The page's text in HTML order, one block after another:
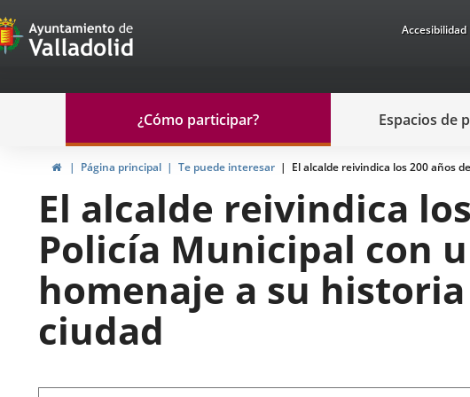
Portal
de
Participación
Accesibilidad
navegación
Participación
¿Cómo participar? Espacios de
HomePágina principal Te puede interesar El alcalde reivindica los 200 años
El alcalde reivindica
Policía Municipal con
homenaje a su
ciudad